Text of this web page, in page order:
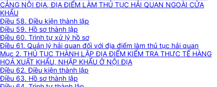
CẢNG NỘI ĐỊA, ĐỊA ĐIỂM LÀM THỦ TỤC HẢI QUAN NGOÀI CỬA
KHẨU
Điều 58. Điều kiện thành lập
Điều 59. Hồ sơ thành lập
Điều 60. Trình tự xử lý hồ sơ
Điều 61. Quản lý hải quan đối với địa điểm làm thủ tục hải quan
Mục 2. THỦ TỤC THÀNH LẬP ĐỊA ĐIỂM KIỂM TRA THỰC TẾ HÀNG
HOÁ XUẤT KHẨU, NHẬP KHẨU Ở NỘI ĐỊA
Điều 62. Điều kiện thành lập
Điều 63. Hồ sơ thành lập